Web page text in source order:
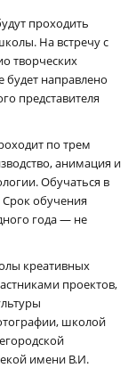
проходить
На встречу с
творческих
будет направлено
представителя
по трем
анимация и
Обучаться в
Срок обучения
года — не
креативных
проектов,
школой
имени В.И.